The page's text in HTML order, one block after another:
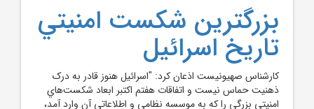
بزرگترين شکست امنيتي
تاريخ اسرائيل
کارشناس صهيونيست اذعان کرد: "اسرائيل هنوز قادر به درک
ذهنيت حماس نيست و اتفاقات هفتم اکتبر ابعاد شکست‌هاي
امنيتي بزرگي را که به موسسه نظامي و اطلاعاتي آن وارد آمد،